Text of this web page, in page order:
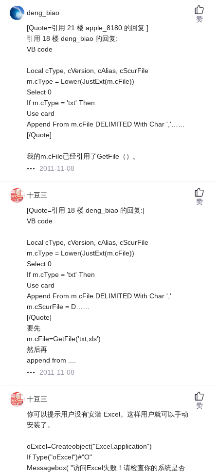
deng_biao
[Quote=引用 21 楼 apple_8180 的回复:]
引用 18 楼 deng_biao 的回复:
VB code
Local cType, cVersion, cAlias, cScurFile
m.cType = Lower(JustExt(m.cFile))
Select 0
If m.cType = 'txt' Then
Use card
Append From m.cFile DELIMITED With Char ','……
[/Quote]
我的m.cFile已经引用了GetFile（）。
2011-11-08
赞
十豆三
[Quote=引用 18 楼 deng_biao 的回复:]
VB code
Local cType, cVersion, cAlias, cScurFile
m.cType = Lower(JustExt(m.cFile))
Select 0
If m.cType = 'txt' Then
Use card
Append From m.cFile DELIMITED With Char ','
m.cScurFile = D……
[/Quote]
要先
m.cFile=GetFile('txt;xls')
然后再
append from ....
2011-11-08
赞
十豆三
你可以提示用户没有安装 Excel。这样用户就可以手动
安装了。
oExcel=Createobject("Excel.application")
If Type("oExcel")#"O"
Messagebox( "访问Excel失败！请检查你的系统是否
赞